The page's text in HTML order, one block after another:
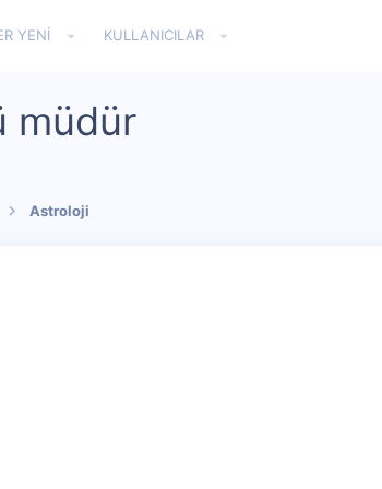
YENI KULLANICILAR
müdür
Astroloji